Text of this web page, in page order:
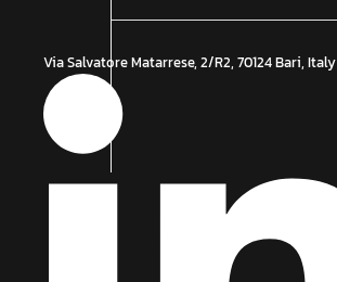
Via Salvatore Matarrese, 2/R2, 70124 Bari, Italy